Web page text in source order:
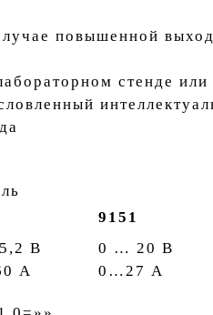
повышенной
стенде
9151
В
A
0 … 20 В
0…27 A